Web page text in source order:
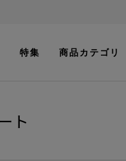
特集 商品カテゴリ
ト